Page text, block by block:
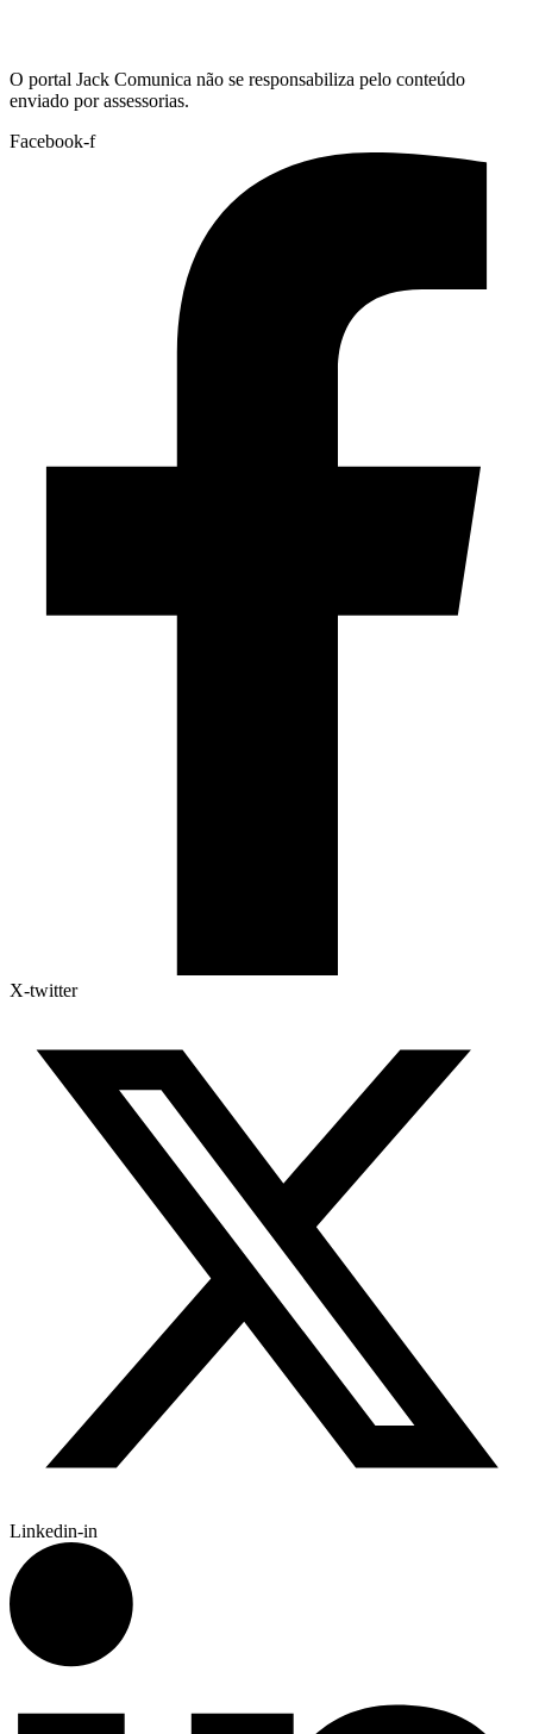
O portal Jack Comunica não se responsabiliza pelo conteúdo
enviado por assessorias.
Facebook-f
X-twitter
Linkedin-in